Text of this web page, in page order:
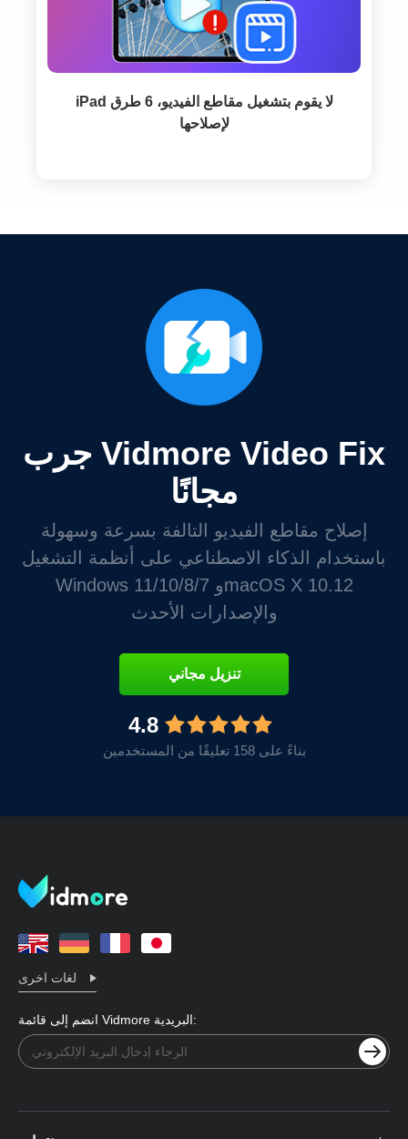
iPad لا يقوم بتشغيل مقاطع الفيديو، 6 طرق
لإصلاحها
جرب Vidmore Video Fix
مجانًا
إصلاح مقاطع الفيديو التالفة بسرعة وسهولة
باستخدام الذكاء الاصطناعي على أنظمة التشغيل
Windows 11/10/8/7 وmacOS X 10.12
والإصدارات الأحدث
تنزيل مجاني
4.8
بناءً على 158 تعليقًا من المستخدمين
لغات اخرى
انضم إلى قائمة Vidmore البريدية: